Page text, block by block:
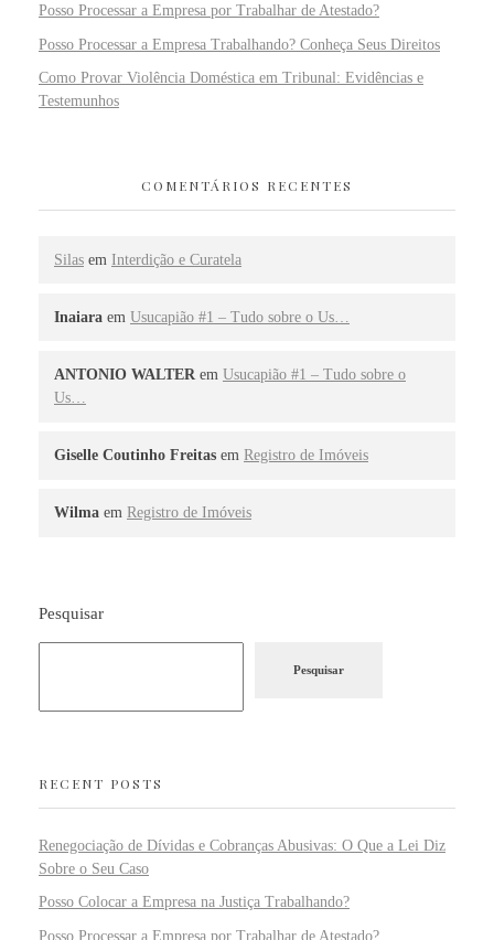
Posso Processar a Empresa por Trabalhar de Atestado?
Posso Processar a Empresa Trabalhando? Conheça Seus Direitos
Como Provar Violência Doméstica em Tribunal: Evidências e
Testemunhos
COMENTÁRIOS RECENTES
Silas em Interdição e Curatela
Inaiara em Usucapião #1 – Tudo sobre o Us…
ANTONIO WALTER em Usucapião #1 – Tudo sobre o
Us…
Giselle Coutinho Freitas em Registro de Imóveis
Wilma em Registro de Imóveis
Pesquisar
Pesquisar
RECENT POSTS
Renegociação de Dívidas e Cobranças Abusivas: O Que a Lei Diz
Sobre o Seu Caso
Posso Colocar a Empresa na Justiça Trabalhando?
Posso Processar a Empresa por Trabalhar de Atestado?